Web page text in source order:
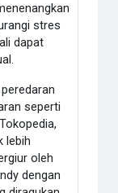
stres
dapat
seperti
lebih
oleh
dengan